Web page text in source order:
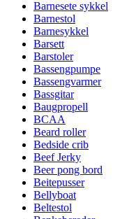
Barnesete sykkel
Barnestol
Barnesykkel
Barsett
Barstoler
Bassengpumpe
Bassengvarmer
Bassgitar
Baugpropell
BCAA
Beard roller
Bedside crib
Beef Jerky
Beer pong bord
Beitepusser
Bellyboat
Beltestol